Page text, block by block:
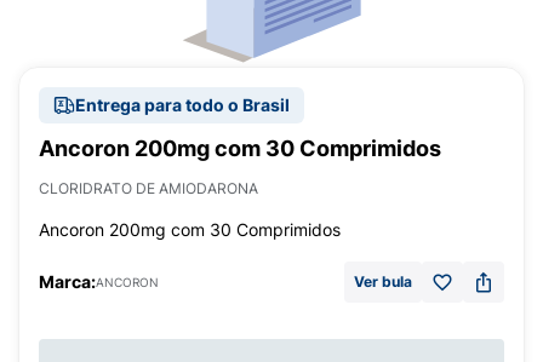
Entrega para todo o Brasil
Ancoron 200mg com 30 Comprimidos
CLORIDRATO DE AMIODARONA
Ancoron 200mg com 30 Comprimidos
Marca:ANCORON Ver bula